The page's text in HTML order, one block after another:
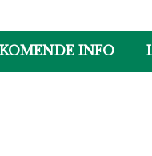
INFO